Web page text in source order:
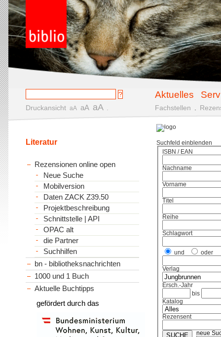
Aktuelles
Druckansicht aA aA aA Fachstellen
Suchfeld einblenden
ISBN / EAN
Nachname
Vorname
Titel
Reihe
Schlagwort
und oder
Verlag
Ersch.-Jahr
bis
Katalog
Rezensent
neue
Literatur
Rezensionen online open
Neue Suche
Mobilversion
Daten ZACK Z39.50
Projektbeschreibung
Schnittstelle | API
OPAC alt
die Partner
Suchhilfen
bn - bibliotheksnachrichten
1000 und 1 Buch
Aktuelle Buchtipps
gefördert durch das